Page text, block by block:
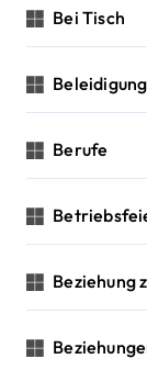
Bei Tisch
Beleidigung
Berufe
Beziehung